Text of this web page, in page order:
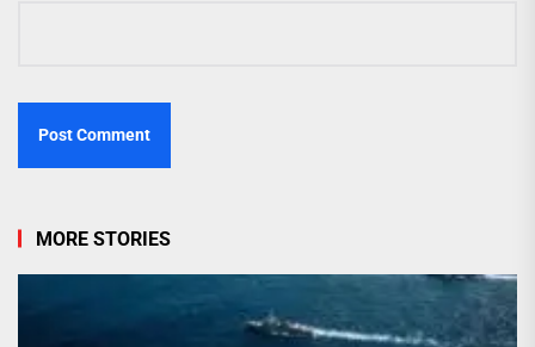
MORE STORIES